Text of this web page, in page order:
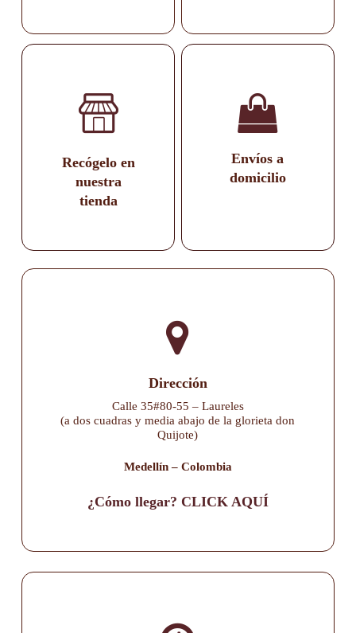
Recógelo en
nuestra
tienda
Envíos a
domicilio
Dirección
Calle 35#80-55 – Laureles
(a dos cuadras y media abajo de la glorieta don
Quijote)
Medellín – Colombia
¿Cómo llegar? CLICK AQUÍ